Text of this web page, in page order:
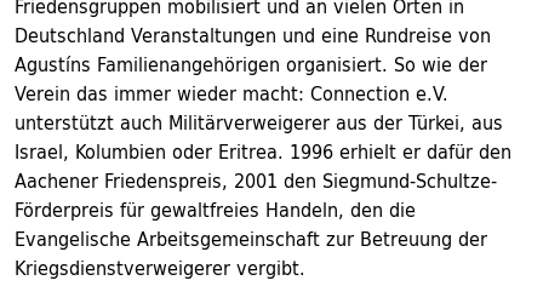
Deutschland Veranstaltungen und eine Rundreise von
Agustíns Familienangehörigen organisiert. So wie der
Verein das immer wieder macht: Connection e.V.
unterstützt auch Militärverweigerer aus der Türkei, aus
Israel, Kolumbien oder Eritrea. 1996 erhielt er dafür den
Aachener Friedenspreis, 2001 den Siegmund-Schultze-
Förderpreis für gewaltfreies Handeln, den die
Evangelische Arbeitsgemeinschaft zur Betreuung der
Kriegsdienstverweigerer vergibt.